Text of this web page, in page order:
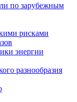
по зарубежным
рисками
энергии
разнообразия